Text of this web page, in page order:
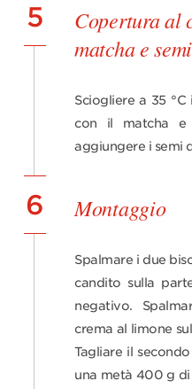
5
Copertura al
matcha e
Sciogliere a 35
con il matcha e
aggiungere i semi
6 Montaggio
Spalmare i due
candito sulla
negativo.
crema al limone
Tagliare il
una metà 400 g